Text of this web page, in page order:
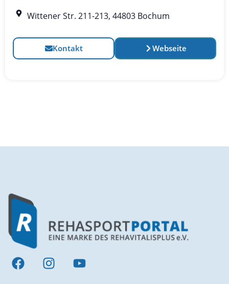
Wittener Str. 211-213, 44803 Bochum
Kontakt Webseite